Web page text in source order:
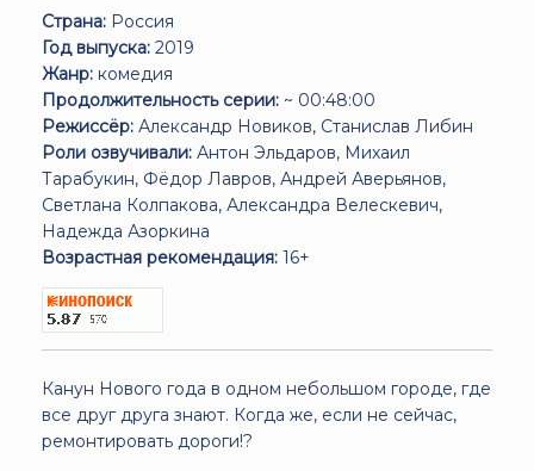
Страна: Россия
Год выпуска: 2019
Жанр: комедия
Продолжительность серии: ~ 00:48:00
Режиссёр: Александр Новиков, Станислав Либин
Роли озвучивали: Антон Эльдаров, Михаил
Тарабукин, Фёдор Лавров, Андрей Аверьянов,
Светлана Колпакова, Александра Велескевич,
Надежда Азоркина
Возрастная рекомендация: 16+
Канун Нового года в одном небольшом городе, где
все друг друга знают. Когда же, если не сейчас,
ремонтировать дороги!?